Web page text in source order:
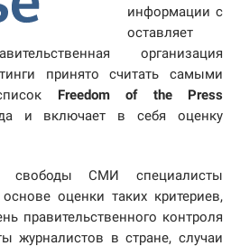
информации с
оставляет
организация
принято считать самыми
Freedom of the Press
и включает в себя оценку
свободы СМИ специалисты
оценки таких критериев,
правительственного контроля
журналистов в стране, случаи